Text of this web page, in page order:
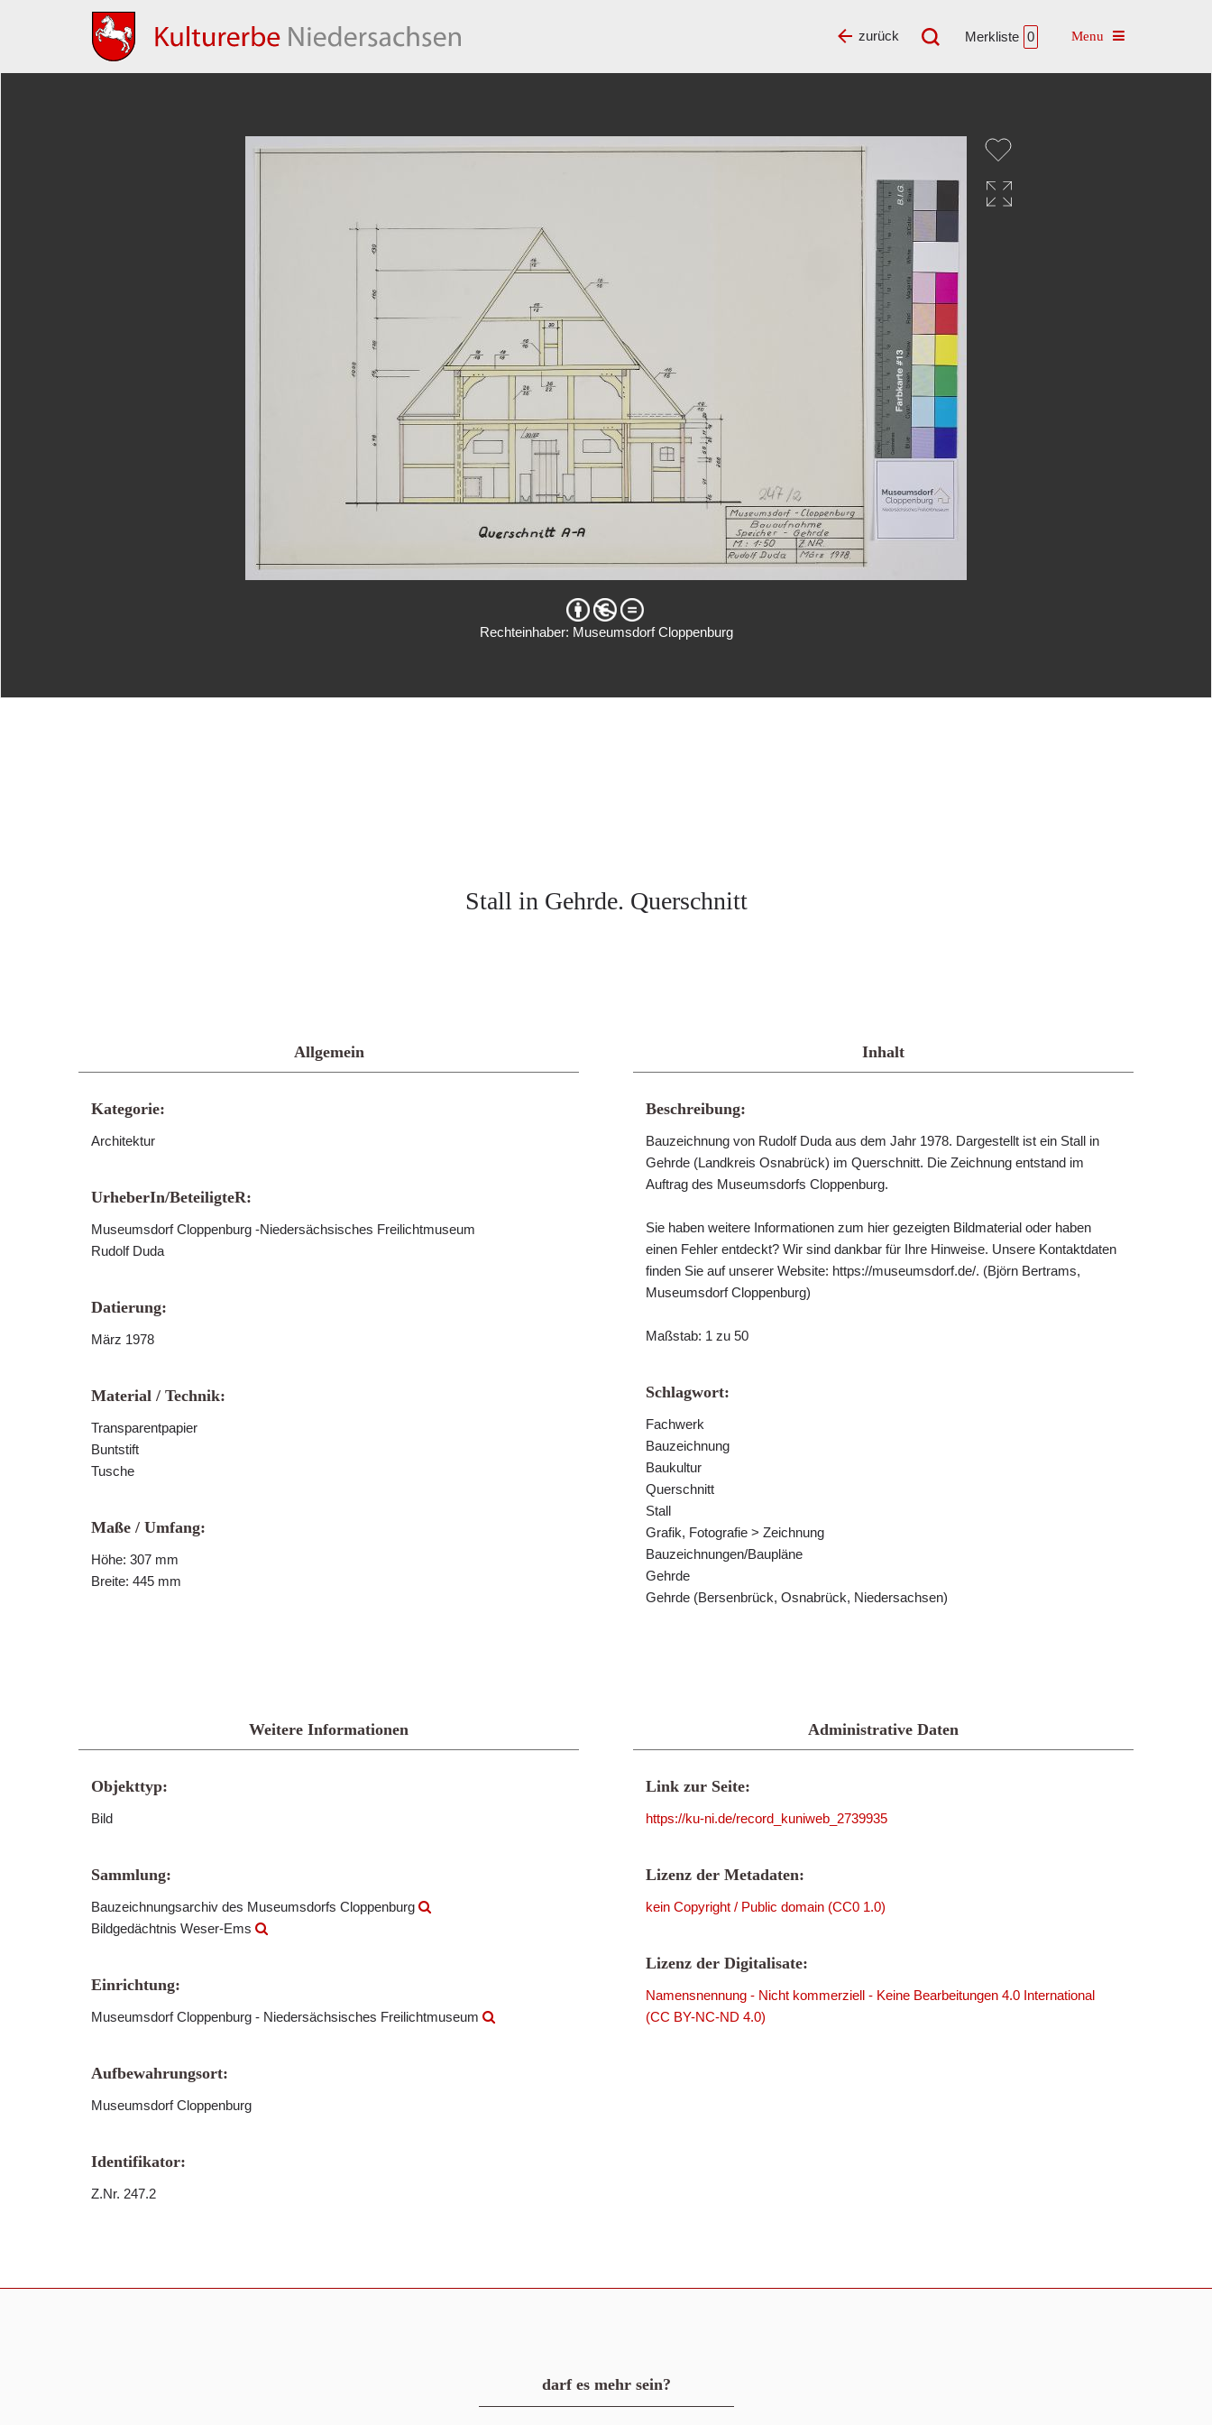
Merkliste 0 Toggle navigation
zurück
Rechteinhaber: Museumsdorf Cloppenburg
Stall in Gehrde. Querschnitt
Allgemein
Kategorie:
Architektur
UrheberIn/BeteiligteR:
Museumsdorf Cloppenburg -Niedersächsisches Freilichtmuseum
Rudolf Duda
Datierung:
März 1978
Material / Technik:
Transparentpapier
Buntstift
Tusche
Maße / Umfang:
Höhe: 307 mm
Breite: 445 mm
Inhalt
Beschreibung:
Bauzeichnung von Rudolf Duda aus dem Jahr 1978. Dargestellt ist ein Stall in
Gehrde (Landkreis Osnabrück) im Querschnitt. Die Zeichnung entstand im
Auftrag des Museumsdorfs Cloppenburg.
Sie haben weitere Informationen zum hier gezeigten Bildmaterial oder haben
einen Fehler entdeckt? Wir sind dankbar für Ihre Hinweise. Unsere Kontaktdaten
finden Sie auf unserer Website: https://museumsdorf.de/. (Björn Bertrams,
Museumsdorf Cloppenburg)
Maßstab: 1 zu 50
Schlagwort:
Fachwerk
Bauzeichnung
Baukultur
Querschnitt
Stall
Grafik, Fotografie > Zeichnung
Bauzeichnungen/Baupläne
Gehrde
Gehrde (Bersenbrück, Osnabrück, Niedersachsen)
Weitere Informationen
Objekttyp:
Bild
Sammlung:
Bauzeichnungsarchiv des Museumsdorfs Cloppenburg
Bildgedächtnis Weser-Ems
Einrichtung:
Museumsdorf Cloppenburg - Niedersächsisches Freilichtmuseum
Aufbewahrungsort:
Museumsdorf Cloppenburg
Identifikator:
Z.Nr. 247.2
Administrative Daten
Link zur Seite:
https://ku-ni.de/record_kuniweb_2739935
Lizenz der Metadaten:
kein Copyright / Public domain (CC0 1.0)
Lizenz der Digitalisate:
Namensnennung - Nicht kommerziell - Keine Bearbeitungen 4.0 International
(CC BY-NC-ND 4.0)
darf es mehr sein?